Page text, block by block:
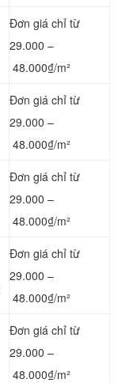
Đơn giá chỉ từ
29.000 –
48.000₫/m²
Đơn giá chỉ từ
29.000 –
48.000₫/m²
Đơn giá chỉ từ
29.000 –
48.000₫/m²
Đơn giá chỉ từ
29.000 –
48.000₫/m²
Đơn giá chỉ từ
29.000 –
48.000₫/m²